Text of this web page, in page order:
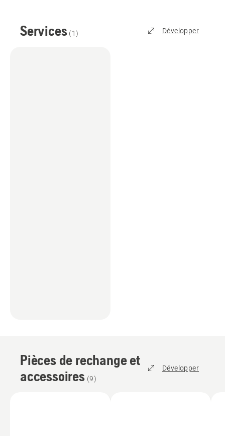
Services (1) Développer
Pièces de rechange et
accessoires (9)
Développer